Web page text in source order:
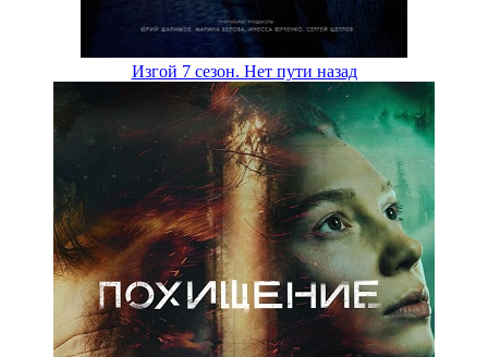
Изгой 7 сезон. Нет пути назад